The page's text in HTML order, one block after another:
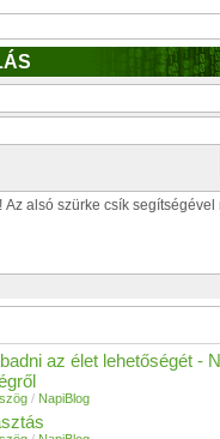
az élet lehetőségét -
/ NapiBlog